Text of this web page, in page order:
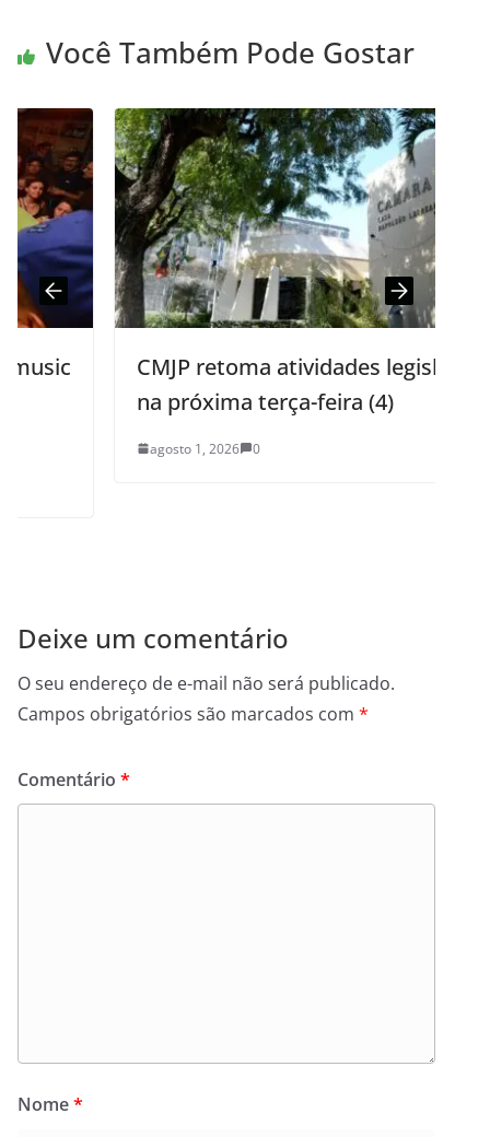
Você Também Pode Gostar
CMJP retoma atividades legislativas
na próxima terça-feira (4)
agosto 1, 2026 0
Deixe um comentário
O seu endereço de e-mail não será publicado.
Campos obrigatórios são marcados com *
Comentário *
Nome*